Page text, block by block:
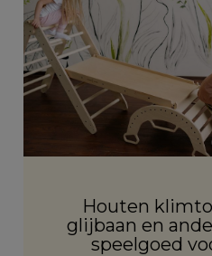
Houten
glijbaan en
speelgoed